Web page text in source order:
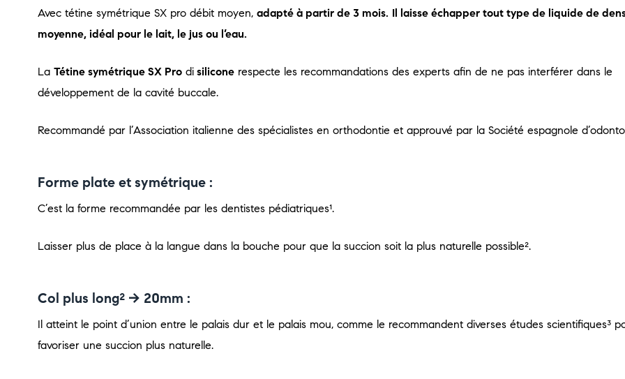
Avec tétine symétrique SX pro débit moyen, adapté à partir de 3 mois. Il laisse échapper tout type de liquide de
moyenne, idéal pour le lait, le jus ou l’eau.
La Tétine symétrique SX Pro di silicone respecte les recommandations des experts afin de ne pas interférer dans le
développement de la cavité buccale.
Recommandé par l’Association italienne des spécialistes en orthodontie et approuvé par la Société espagnole
Forme plate et symétrique :
C’est la forme recommandée par les dentistes pédiatriques¹.
Laisser plus de place à la langue dans la bouche pour que la succion soit la plus naturelle possible².
Col plus long² -> 20mm :
Il atteint le point d’union entre le palais dur et le palais mou, comme le recommandent diverses études scientifiques³
favoriser une succion plus naturelle.